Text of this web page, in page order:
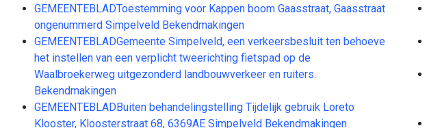
GEMEENTEBLADToestemming voor Kappen boom Gaasstraat, Gaasstraat
ongenummerd Simpelveld Bekendmakingen
GEMEENTEBLADGemeente Simpelveld, een verkeersbesluit ten behoeve
het instellen van een verplicht tweerichting fietspad op de
Waalbroekerweg uitgezonderd landbouwverkeer en ruiters.
Bekendmakingen
GEMEENTEBLADBuiten behandelingstelling Tijdelijk gebruik Loreto
Klooster, Kloosterstraat 68, 6369AE Simpelveld Bekendmakingen